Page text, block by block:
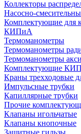
Коллекторы
Насосно-
Комплектующие для
КИПиА
Термоманометры
Термоманометры
Термоманометры
Комплектующие
Краны трехходовые
Импульсные трубки
Капиллярные трубки
Прочие
Клапаны игольчатые
Клапаны кнопочные
Защитные гильзы